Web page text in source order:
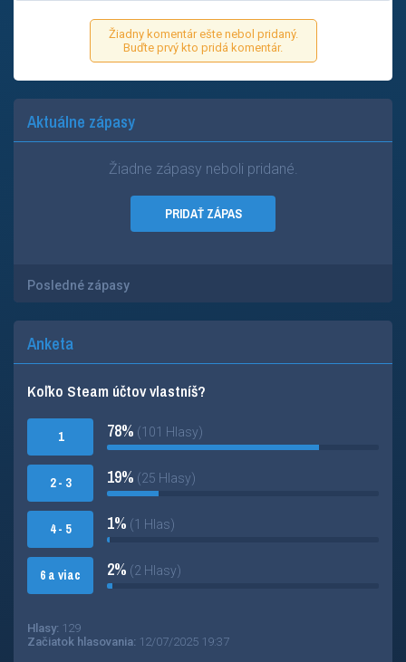
Žiadny komentár ešte nebol pridaný.
Buďte prvý kto pridá komentár.
Aktuálne zápasy
Žiadne zápasy neboli pridané.
PRIDAŤ ZÁPAS
Posledné zápasy
Anketa
Koľko Steam účtov vlastníš?
1
2 - 3
4 - 5
6 a viac
78% (101 Hlasy)
19% (25 Hlasy)
1% (1 Hlas)
2% (2 Hlasy)
Hlasy: 129
Začiatok hlasovania: 12/07/2025 19:37